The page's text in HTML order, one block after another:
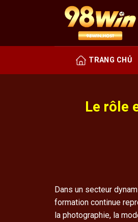
TRANG CHỦ
Le rôle
Dans un secteur
formation continue
la photographie, la